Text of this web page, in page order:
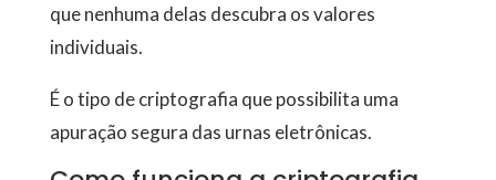
que nenhuma delas descubra os valores
individuais.
É o tipo de criptografia que possibilita uma
apuração segura das urnas eletrônicas.